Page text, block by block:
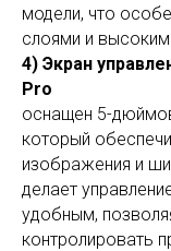
модели, что
слоями и
4) Экран
Pro
оснащен 5-
который
изображения и
делает
удобным,
контролировать